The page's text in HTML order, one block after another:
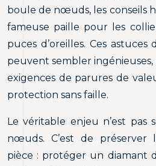
boule de nœuds, les conseils
fameuse paille pour les
puces d’oreilles. Ces astuces
peuvent sembler
exigences de parures de
protection sans faille.
Le véritable enjeu n’est pas
nœuds. C’est de préserver
pièce : protéger un diamant